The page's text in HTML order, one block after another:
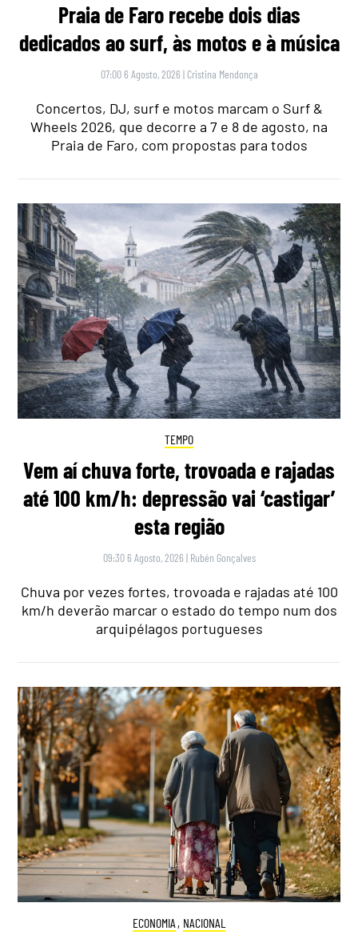
Praia de Faro recebe dois dias
dedicados ao surf, às motos e à música
07:00 6 Agosto, 2026 | Cristina Mendonça
Concertos, DJ, surf e motos marcam o Surf &
Wheels 2026, que decorre a 7 e 8 de agosto, na
Praia de Faro, com propostas para todos
TEMPO
Vem aí chuva forte, trovoada e rajadas
até 100 km/h: depressão vai ‘castigar’
esta região
09:30 6 Agosto, 2026 | Rubén Gonçalves
Chuva por vezes fortes, trovoada e rajadas até 100
km/h deverão marcar o estado do tempo num dos
arquipélagos portugueses
ECONOMIA , NACIONAL